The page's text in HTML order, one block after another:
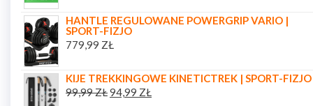
HANTLE REGULOWANE POWERGRIP VARIO |
SPORT-FIZJO
779,99 ZŁ
KIJE TREKKINGOWE KINETICTREK | SPORT-FIZJO
99,99ZŁ94,99 ZŁ